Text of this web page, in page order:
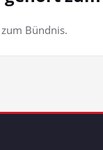
Bündnis.